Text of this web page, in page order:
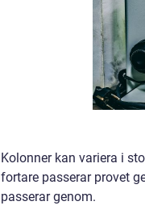
Kolonner kan variera i
fortare passerar provet
passerar genom.